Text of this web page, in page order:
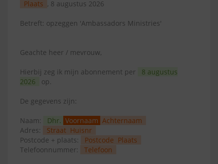
Plaats , 8 augustus 2026
Betreft: opzeggen 'Ambassadors Ministries'
Geachte heer / mevrouw,
Hierbij zeg ik mijn abonnement per
8 augustus
2026
op.
De gegevens zijn:
Naam: Dhr. Voornaam Achternaam
Adres:
Straat Huisnr
Postcode + plaats:
Postcode Plaats
Telefoonnummer:
Telefoon